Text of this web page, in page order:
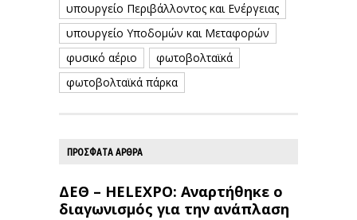
υπουργείο Περιβάλλοντος και Ενέργειας
υπουργείο Υποδομών και Μεταφορών
φυσικό αέριο
φωτοβολταϊκά
φωτοβολταϊκά πάρκα
ΠΡΟΣΦΑΤΑ ΑΡΘΡΑ
ΔΕΘ – HELEXPO: Αναρτήθηκε ο
διαγωνισμός για την ανάπλαση